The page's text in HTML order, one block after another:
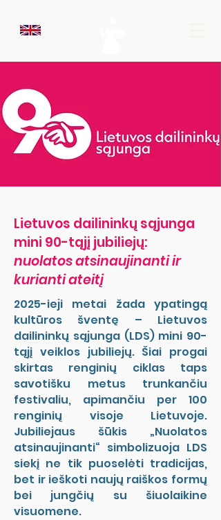
Lietuvos dailininkų sąjunga
mini 90-tąjį jubiliejų:
nuolatos atsinaujinanti ir
kurianti ateitį
2025-ieji metai žada ypatingą
kultūros šventę – Lietuvos
dailininkų sąjunga (LDS) mini 90-
tąjį veiklos jubiliejų. Šiai progai
skirtas renginių ciklas taps
savotišku metus trunkančiu
festivaliu, apimančiu per 100
renginių visoje Lietuvoje.
Jubiliejaus šūkis „Nuolatos
atsinaujinanti“ simbolizuoja LDS
siekį ne tik puoselėti tradicijas,
bet ir ieškoti naujų raiškos formų
bei jungčių su šiuolaikine
visuomene.